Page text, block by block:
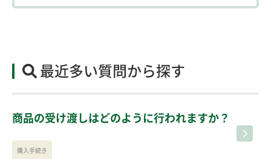
最近多い質問から探す
商品の受け渡しはどのように行われますか？
購入手続き